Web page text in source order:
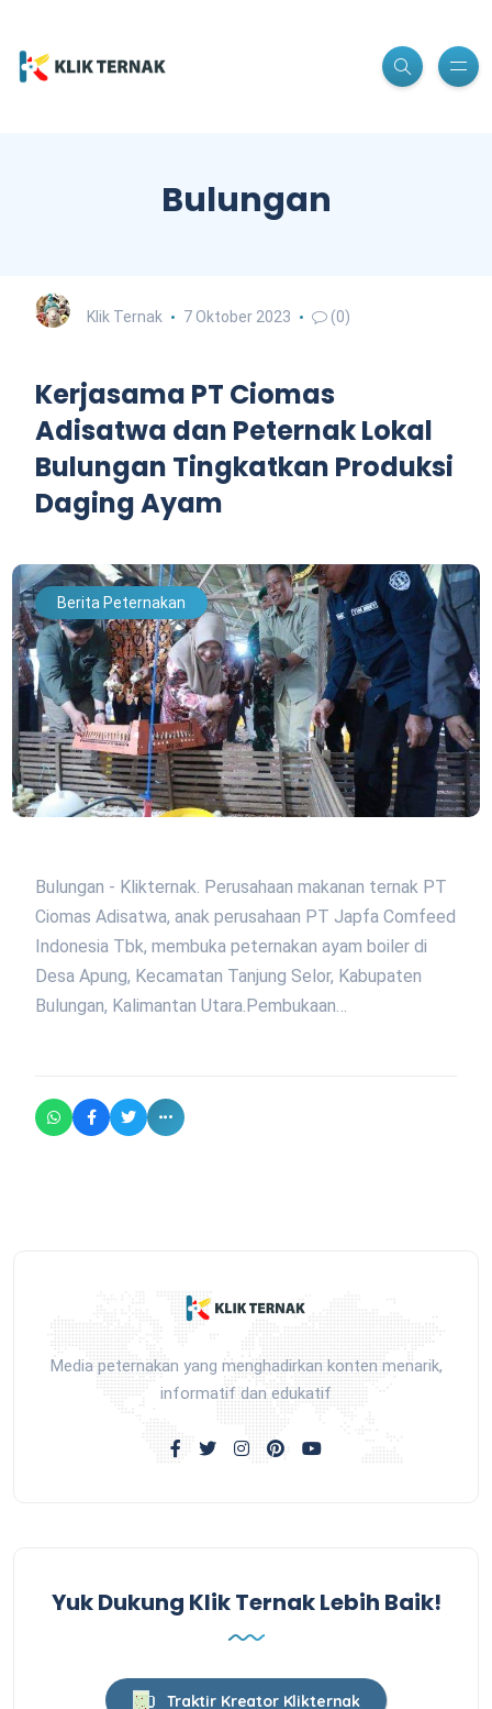
Bulungan
Klik Ternak 7 Oktober 2023 (0)
Kerjasama PT Ciomas
Adisatwa dan Peternak Lokal
Bulungan Tingkatkan Produksi
Daging Ayam
Berita Peternakan
Bulungan - Klikternak. Perusahaan makanan ternak PT
Ciomas Adisatwa, anak perusahaan PT Japfa Comfeed
Indonesia Tbk, membuka peternakan ayam boiler di
Desa Apung, Kecamatan Tanjung Selor, Kabupaten
Bulungan, Kalimantan Utara.Pembukaan…
Media peternakan yang menghadirkan konten menarik,
informatif dan edukatif
Yuk Dukung Klik Ternak Lebih Baik!
Traktir Kreator Klikternak